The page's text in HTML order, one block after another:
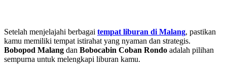
Setelah menjelajahi berbagai tempat liburan di Malang, pastikan
kamu memiliki tempat istirahat yang nyaman dan strategis.
Bobopod Malang dan Bobocabin Coban Rondo adalah pilihan
sempurna untuk melengkapi liburan kamu.